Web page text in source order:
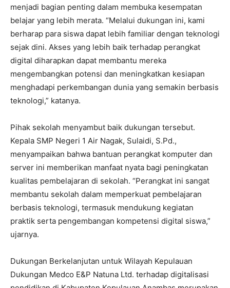
menjadi bagian penting dalam membuka kesempatan
belajar yang lebih merata. “Melalui dukungan ini, kami
berharap para siswa dapat lebih familiar dengan teknologi
sejak dini. Akses yang lebih baik terhadap perangkat
digital diharapkan dapat membantu mereka
mengembangkan potensi dan meningkatkan kesiapan
menghadapi perkembangan dunia yang semakin berbasis
teknologi,” katanya.
Pihak sekolah menyambut baik dukungan tersebut.
Kepala SMP Negeri 1 Air Nagak, Sulaidi, S.Pd.,
menyampaikan bahwa bantuan perangkat komputer dan
server ini memberikan manfaat nyata bagi peningkatan
kualitas pembelajaran di sekolah. “Perangkat ini sangat
membantu sekolah dalam memperkuat pembelajaran
berbasis teknologi, termasuk mendukung kegiatan
praktik serta pengembangan kompetensi digital siswa,”
ujarnya.
Dukungan Berkelanjutan untuk Wilayah Kepulauan
Dukungan Medco E&P Natuna Ltd. terhadap digitalisasi